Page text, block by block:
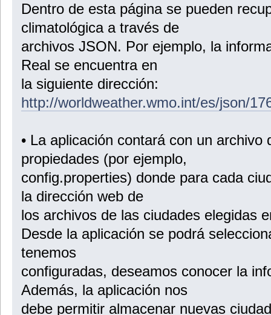
Dentro de esta página se pueden
climatológica a través de
archivos JSON. Por ejemplo, la
Real se encuentra en
la siguiente dirección:
http://worldweather.wmo.int/es/json/
• La aplicación contará con un archivo
propiedades (por ejemplo,
config.properties) donde para cada
la dirección web de
los archivos de las ciudades elegidas
Desde la aplicación se podrá
tenemos
configuradas, deseamos conocer la
Además, la aplicación nos
debe permitir almacenar nuevas